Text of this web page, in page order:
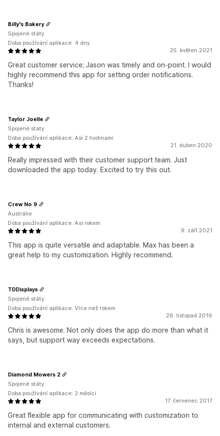
25. květen 2021
Great customer service; Jason was timely and on-point. I would
highly recommend this app for setting order notifications.
Thanks!
Billy's Bakery
Spojené státy
Doba používání aplikace: 4 dny
21. duben 2020
Really impressed with their customer support team. Just
downloaded the app today. Excited to try this out.
Taylor Joelle
Spojené státy
Doba používání aplikace: Asi 2 hodinami
9. září 2021
This app is quite versatile and adaptable. Max has been a
great help to my customization. Highly recommend.
Crew No 9
Austrálie
Doba používání aplikace: Asi rokem
26. listopad 2019
Chris is awesome. Not only does the app do more than what it
says, but support way exceeds expectations.
TDDisplays
Spojené státy
Doba používání aplikace: Více než rokem
17. červenec 2017
Great flexible app for communicating with customization to
internal and external customers.
Diamond Mowers 2
Spojené státy
Doba používání aplikace: 2 měsíci